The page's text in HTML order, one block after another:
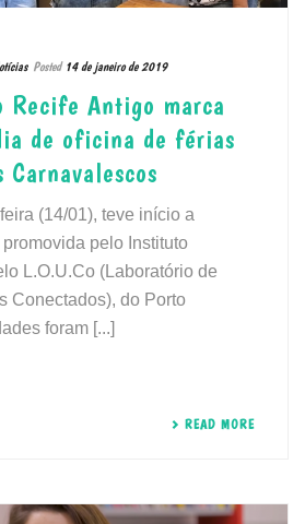
Posted 14 de janeiro de 2019
Recife Antigo marca
de oficina de férias
Carnavalescos
(14/01), teve início a
pelo Instituto
L.O.U.Co (Laboratório de
Conectados), do Porto
foram [...]
READ MORE